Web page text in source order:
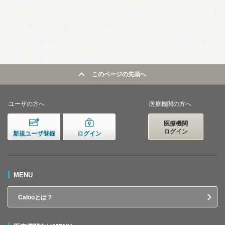
このページの先頭へ
ユーザの方へ
新規ユーザ登録 ログイン
医療機関の方へ
医療機関
ログイン
MENU
Calooとは？